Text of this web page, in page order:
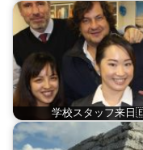
学校スタッフ来